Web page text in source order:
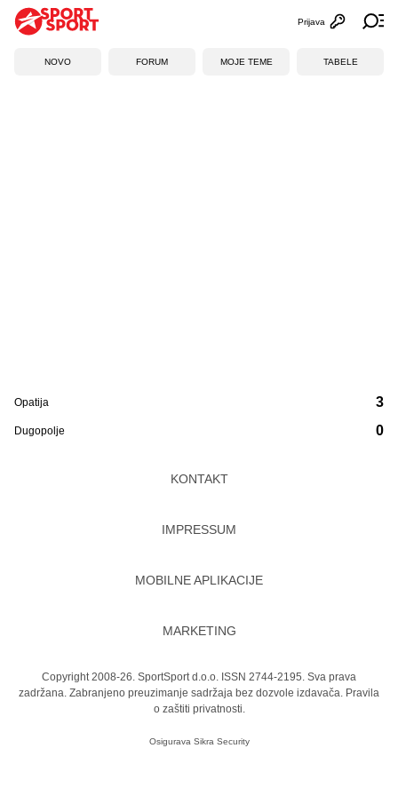
Otvori
Prijava
NOVO FORUM MOJE TEME TABELE
Opatija
Dugopolje
3
0
KONTAKT
IMPRESSUM
MOBILNE APLIKACIJE
MARKETING
Copyright 2008-26. SportSport d.o.o. ISSN 2744-2195. Sva prava
zadržana. Zabranjeno preuzimanje sadržaja bez dozvole izdavača. Pravila
o zaštiti privatnosti.
Osigurava Sikra Security